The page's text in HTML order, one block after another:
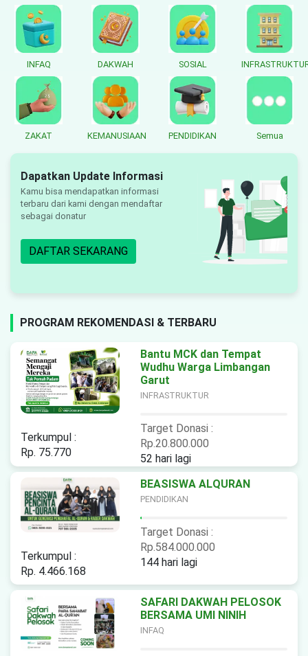
INFAQ DAKWAH SOSIAL
ZAKAT KEMANUSIAAN PENDIDIKAN Semua
Dapatkan Update Informasi
Kamu bisa mendapatkan informasi
terbaru dari kami dengan mendaftar
sebagai donatur
DAFTAR SEKARANG
PROGRAM REKOMENDASI & TERBARU
Terkumpul :
Rp. 75.770
Bantu MCK dan Tempat
Wudhu Warga Limbangan
Garut
INFRASTRUKTUR
Target Donasi :
Rp.20.800.000
52 hari lagi
Terkumpul :
Rp. 4.466.168
BEASISWA ALQURAN
PENDIDIKAN
Target Donasi :
Rp.584.000.000
144 hari lagi
SAFARI DAKWAH PELOSOK
BERSAMA UMI NINIH
INFAQ